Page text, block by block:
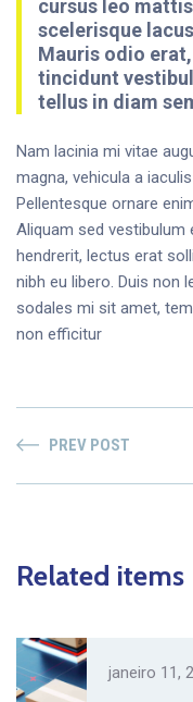
cursus leo
scelerisque
Mauris odio
tincidunt
tellus in diam
Nam lacinia mi vitae
magna, vehicula a
Pellentesque ornare
Aliquam sed vestibulum
hendrerit, lectus erat
nibh eu libero. Duis non
sodales mi sit amet,
non efficitur
PREV POST
Related items
janeiro 11,